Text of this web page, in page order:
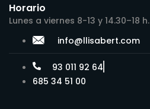
Horario
Lunes a viernes 8-13 y 14.30–18 h.
info@llisabert.com
93 011 92 64
685 34 51 00